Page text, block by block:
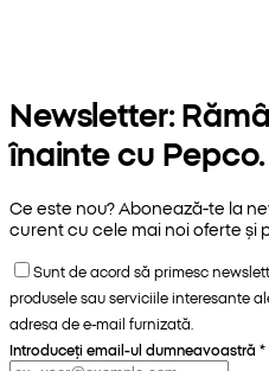
Newsletter:
înainte cu Pepco.
Ce este nou? Abonează-te la
curent cu cele mai noi oferte și
Sunt de acord să primesc
produsele sau serviciile interesante
adresa de e-mail furnizată.
Introduceți email-ul dumneavoastră *